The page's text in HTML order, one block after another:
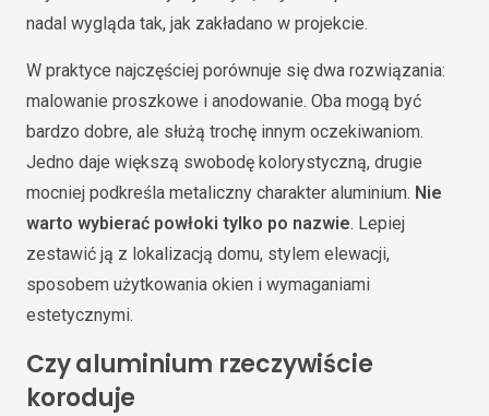
nadal wygląda tak, jak zakładano w projekcie.
W praktyce najczęściej porównuje się dwa rozwiązania:
malowanie proszkowe i anodowanie. Oba mogą być
bardzo dobre, ale służą trochę innym oczekiwaniom.
Jedno daje większą swobodę kolorystyczną, drugie
mocniej podkreśla metaliczny charakter aluminium. Nie
warto wybierać powłoki tylko po nazwie. Lepiej
zestawić ją z lokalizacją domu, stylem elewacji,
sposobem użytkowania okien i wymaganiami
estetycznymi.
Czy aluminium rzeczywiście
koroduje